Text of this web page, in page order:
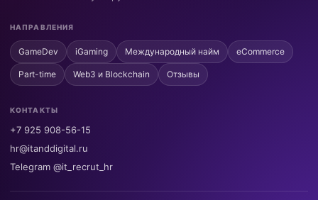
НАПРАВЛЕНИЯ
GameDev iGaming Международный найм eCommerce
Part-time Web3 и Blockchain Отзывы
КОНТАКТЫ
+7 925 908-56-15
hr@itanddigital.ru
Telegram @it_recrut_hr